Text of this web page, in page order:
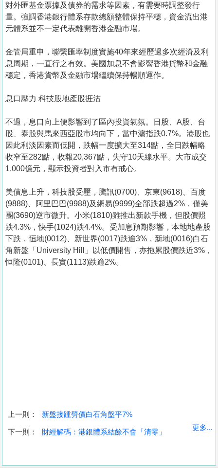
收
盤
對外匯基金票據及債券的需求等因素，有需要時調整發行
量。強調香港銀行體系存款總額整體保持平穩，資金流出港
元體系並不一定代表離開香港金融市場。
金管局重申，聯繫匯率制度實施40年來經歷過多次經濟及利
息周期，一直行之有效。美國加息不會影響香港貨幣和金融
穩定，香港貨幣及金融市場繼續保持暢順運作。
息口壓力 科技股地產股捱沽
不過，息口向上便影響到了區內投資氣氛。日股、A股、台
股、泰股與馬來西亞股市均向下，當中滬指跌0.7%。港股也
因此利淡因素而低開，跌幅一度擴大至314點，全日跌幅略
收窄至282點，收報20,367點，失守10天線水平。大市成交
1,000億元，顯示投資者對入市有戒心。
美債息上升，科技股受壓，騰訊(0700)、京東(9618)、百度
(9888)、阿里巴巴(9988)及網易(9999)全部跌超過2%，僅美
團(3690)逆市微升。小米(1810)雖推出新款手機，但股價照
跌4.3%，快手(1024)跌4.4%。受加息預期影響，本地地產股
下跌，恒地(0012)、新世界(0017)跌逾3%，新地(0016)白石
角新盤「University Hill」以低價開售，亦拖累股價跌近3%，
恒隆(0101)、長實(1113)跌逾2%。
上一則： 新盤接踵劈價白石角盤平7%
下一則： 財經解碼：港銀體系結餘不會「清零」
更多...